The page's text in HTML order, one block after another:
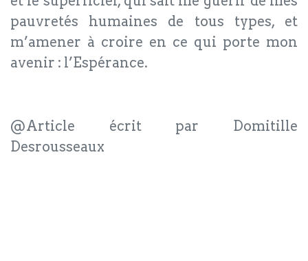
pauvretés humaines de tous types, et
m’amener à croire en ce qui porte mon
avenir : l’Espérance.
@Article écrit par Domitille
Desrousseaux